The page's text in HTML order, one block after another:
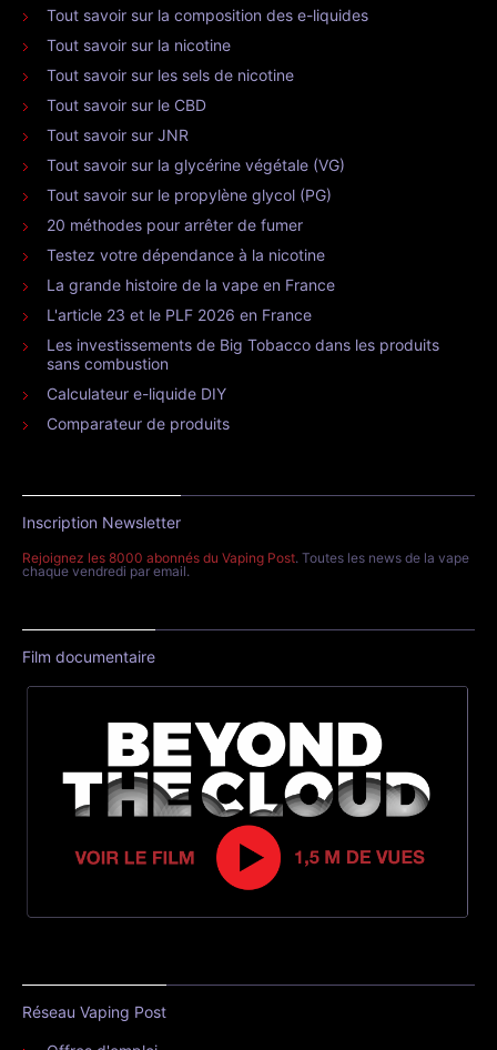
Tout savoir sur la composition des e-liquides
Tout savoir sur la nicotine
Tout savoir sur les sels de nicotine
Tout savoir sur le CBD
Tout savoir sur JNR
Tout savoir sur la glycérine végétale (VG)
Tout savoir sur le propylène glycol (PG)
20 méthodes pour arrêter de fumer
Testez votre dépendance à la nicotine
La grande histoire de la vape en France
L'article 23 et le PLF 2026 en France
Les investissements de Big Tobacco dans les produits
sans combustion
Calculateur e-liquide DIY
Comparateur de produits
Inscription Newsletter
Rejoignez les 8000 abonnés du Vaping Post. Toutes les news de la vape
chaque vendredi par email.
Film documentaire
Réseau Vaping Post